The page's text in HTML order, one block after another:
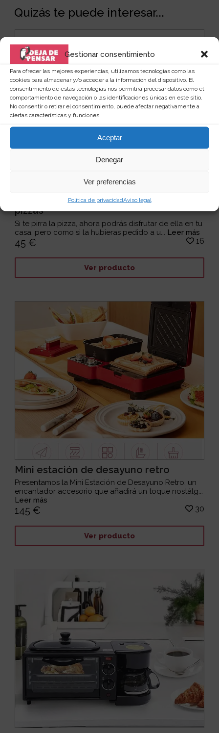
Gestionar consentimiento
Para ofrecer las mejores experiencias, utilizamos tecnologías como las
cookies para almacenar y/o acceder a la información del dispositivo. El
consentimiento de estas tecnologías nos permitirá procesar datos como el
comportamiento de navegación o las identificaciones únicas en este sitio.
No consentir o retirar el consentimiento, puede afectar negativamente a
ciertas características y funciones.
Aceptar
Denegar
Ver preferencias
Política de privacidadAviso legal
Quizás te puede interesar...
Horno con original diseño de caja para
pizzas
Si te pirra la pizza, ahora podrás disfrutar de ella en tu
casa, pero como si la hubieras pedido a u... Leer más
45 € 16
Ver producto
Mini estación de desayuno retro
Presentamos la Mini Estación de Desayuno Retro, un
encantador accesorio que añadirá un toque nostálg...
Leer más
145 € 30
Ver producto